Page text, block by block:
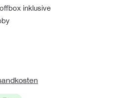
inklusive